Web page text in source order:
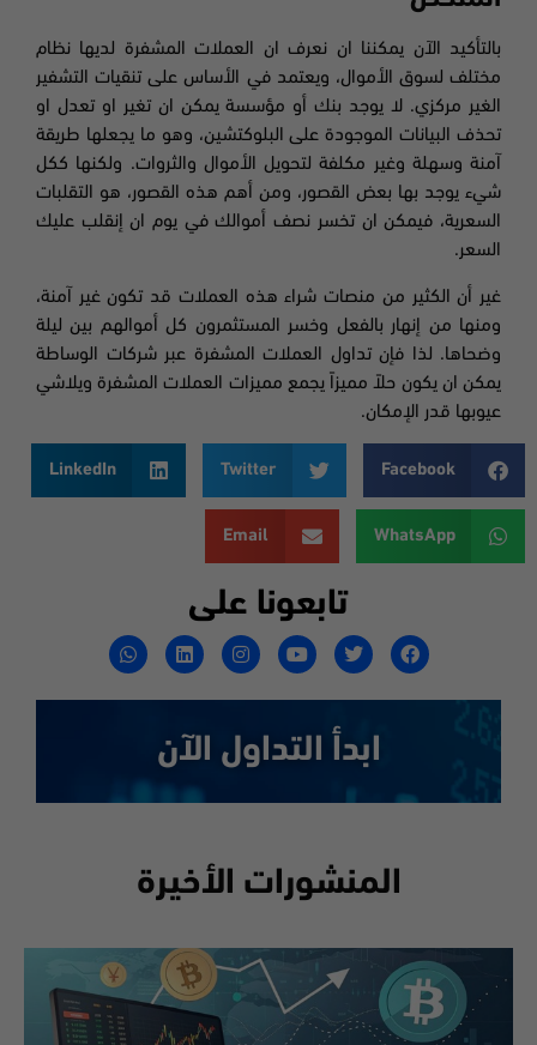
بالتأكيد الآن يمكننا ان نعرف ان العملات المشفرة لديها نظام
مختلف لسوق الأموال، ويعتمد في الأساس على تنقيات التشفير
الغير مركزي. لا يوجد بنك أو مؤسسة يمكن ان تغير او تعدل او
تحذف البيانات الموجودة على البلوكتشين، وهو ما يجعلها طريقة
آمنة وسهلة وغير مكلفة لتحويل الأموال والثروات. ولكنها ككل
شيء يوجد بها بعض القصور، ومن أهم هذه القصور، هو التقلبات
السعرية، فيمكن ان تخسر نصف أموالك في يوم ان إنقلب عليك
السعر.
غير أن الكثير من منصات شراء هذه العملات قد تكون غير آمنة،
ومنها من إنهار بالفعل وخسر المستثمرون كل أموالهم بين ليلة
وضحاها. لذا فإن تداول العملات المشفرة عبر شركات الوساطة
يمكن ان يكون حلاً مميزاً يجمع مميزات العملات المشفرة ويلاشي
عيوبها قدر الإمكان.
Facebook
Twitter
LinkedIn
WhatsApp
Email
تابعونا على
ابدأ التداول الآن
المنشورات الأخيرة